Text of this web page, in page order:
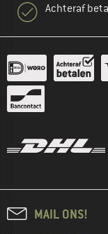
Achteraf
MAIL ONS!